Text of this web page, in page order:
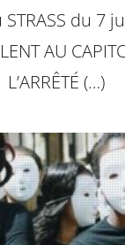
du 7
AU
L’ARRÊTÉ (…)